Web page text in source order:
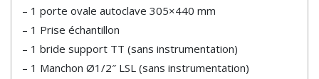
– 1 porte ovale autoclave 305×440 mm
– 1 Prise échantillon
– 1 bride support TT (sans instrumentation)
– 1 Manchon Ø1/2″ LSL (sans instrumentation)